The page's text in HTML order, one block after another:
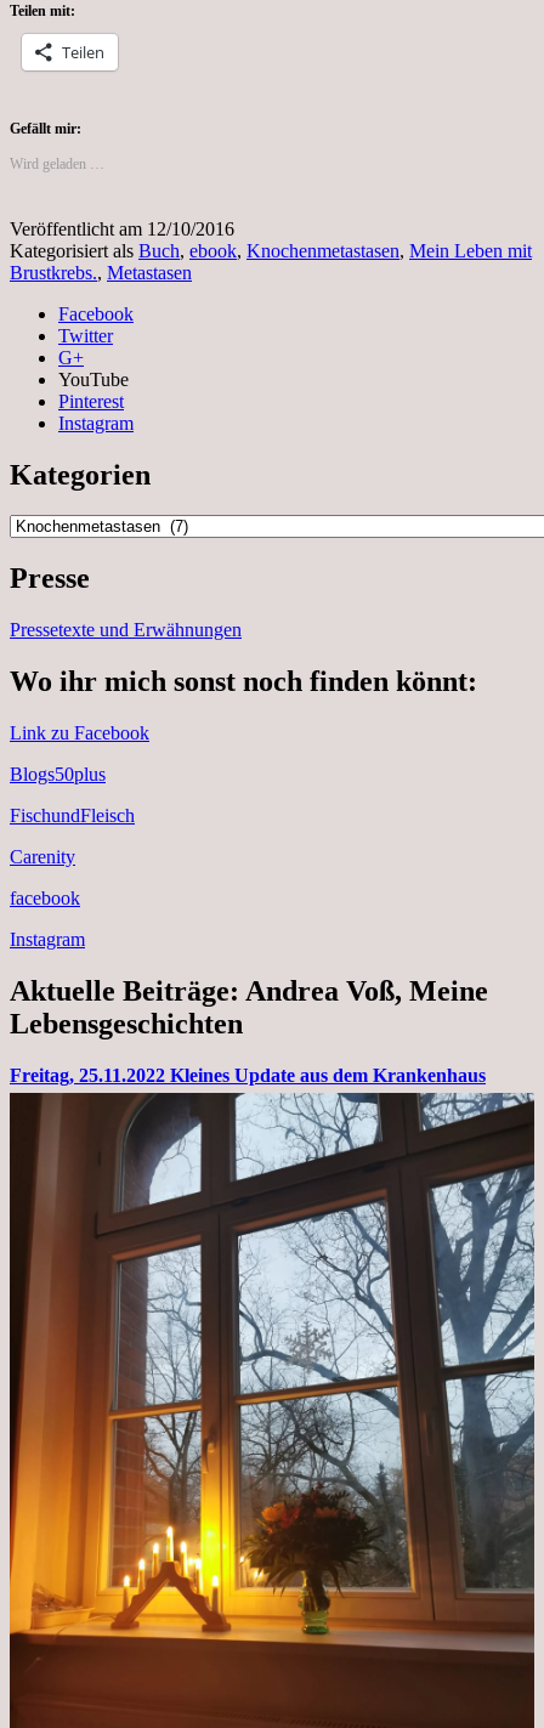
Teilen mit:
Teilen
Gefällt mir:
Wird geladen …
Veröffentlicht am 12/10/2016
Kategorisiert als Buch, ebook, Knochenmetastasen, Mein Leben mit
Brustkrebs., Metastasen
Facebook
Twitter
G+
YouTube
Pinterest
Instagram
Kategorien
Kategorien
Presse
Pressetexte und Erwähnungen
Wo ihr mich sonst noch finden könnt:
Link zu Facebook
Blogs50plus
FischundFleisch
Carenity
facebook
Instagram
Aktuelle Beiträge: Andrea Voß, Meine
Lebensgeschichten
Freitag, 25.11.2022 Kleines Update aus dem Krankenhaus